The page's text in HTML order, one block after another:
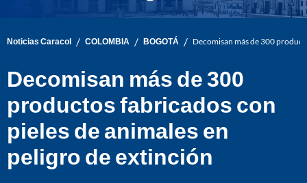
Noticias Caracol / COLOMBIA / BOGOTÁ / Decomisan más de 300
Decomisan más de 300
productos fabricados con
pieles de animales en
peligro de extinción